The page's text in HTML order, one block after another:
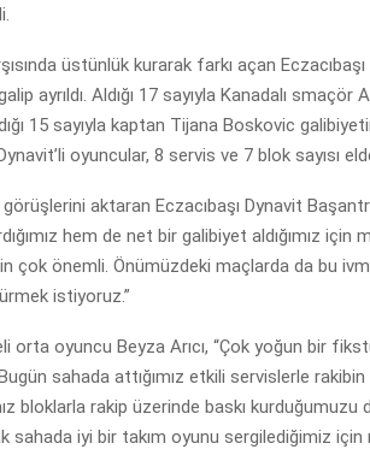
üstünlük kurarak farkı açan
ayrıldı. Aldığı 17 sayıyla Kanadalı smaçör
15 sayıyla kaptan Tijana Boskovic
oyuncular, 8 servis ve 7 blok sayısı
görüşlerini aktaran Eczacıbaşı Dynavit
hem de net bir galibiyet aldığımız
çok önemli. Önümüzdeki maçlarda da bu
istiyoruz.”
orta oyuncu Beyza Arıcı, “Çok yoğun bir
sahada attığımız etkili servislerle
bloklarla rakip üzerinde baskı kurduğumuzu
sahada iyi bir takım oyunu sergilediğimiz için